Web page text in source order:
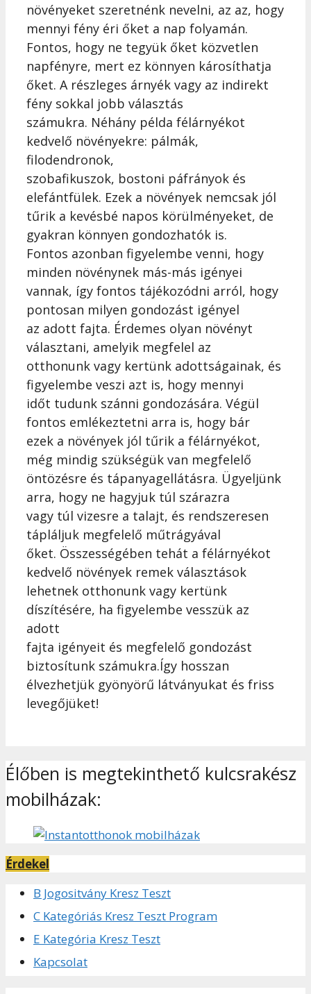
növényeket szeretnénk nevelni, az az, hogy
mennyi fény éri őket a nap folyamán.
Fontos, hogy ne tegyük őket közvetlen
napfényre, mert ez könnyen károsíthatja
őket. A részleges árnyék vagy az indirekt
fény sokkal jobb választás
számukra. Néhány példa félárnyékot
kedvelő növényekre: pálmák,
filodendronok,
szobafikuszok, bostoni páfrányok és
elefántfülek. Ezek a növények nemcsak jól
tűrik a kevésbé napos körülményeket, de
gyakran könnyen gondozhatók is.
Fontos azonban figyelembe venni, hogy
minden növénynek más-más igényei
vannak, így fontos tájékozódni arról, hogy
pontosan milyen gondozást igényel
az adott fajta. Érdemes olyan növényt
választani, amelyik megfelel az
otthonunk vagy kertünk adottságainak, és
figyelembe veszi azt is, hogy mennyi
időt tudunk szánni gondozására. Végül
fontos emlékeztetni arra is, hogy bár
ezek a növények jól tűrik a félárnyékot,
még mindig szükségük van megfelelő
öntözésre és tápanyagellátásra. Ügyeljünk
arra, hogy ne hagyjuk túl szárazra
vagy túl vizesre a talajt, és rendszeresen
tápláljuk megfelelő műtrágyával
őket. Összességében tehát a félárnyékot
kedvelő növények remek választások
lehetnek otthonunk vagy kertünk
díszítésére, ha figyelembe vesszük az
adott
fajta igényeit és megfelelő gondozást
biztosítunk számukra.Így hosszan
élvezhetjük gyönyörű látványukat és friss
levegőjüket!
Élőben is megtekinthető kulcsrakész
mobilházak:
Érdekel
B Jogositvány Kresz Teszt
C Kategóriás Kresz Teszt Program
E Kategória Kresz Teszt
Kapcsolat